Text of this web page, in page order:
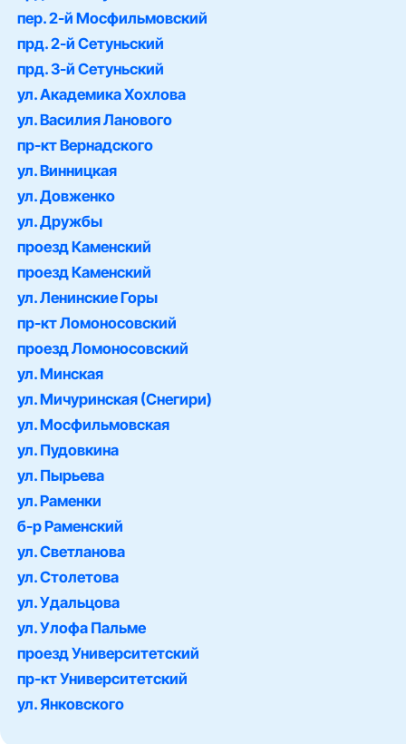
пер. 2-й Мосфильмовский
прд. 2-й Сетуньский
прд. 3-й Сетуньский
ул. Академика Хохлова
ул. Василия Ланового
пр-кт Вернадского
ул. Винницкая
ул. Довженко
ул. Дружбы
проезд Каменский
проезд Каменский
ул. Ленинские Горы
пр-кт Ломоносовский
проезд Ломоносовский
ул. Минская
ул. Мичуринская (Снегири)
ул. Мосфильмовская
ул. Пудовкина
ул. Пырьева
ул. Раменки
б-р Раменский
ул. Светланова
ул. Столетова
ул. Удальцова
ул. Улофа Пальме
проезд Университетский
пр-кт Университетский
ул. Янковского